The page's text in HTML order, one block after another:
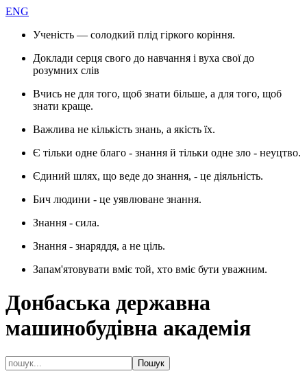
ENG
Ученість — солодкий плід гіркого коріння.
Доклади серця свого до навчання і вуха свої до
розумних слів
Вчись не для того, щоб знати більше, а для того, щоб
знати краще.
Важлива не кількість знань, а якість їх.
Є тільки одне благо - знання й тільки одне зло - неуцтво.
Єдиний шлях, що веде до знання, - це діяльність.
Бич людини - це уявлюване знання.
Знання - сила.
Знання - знаряддя, а не ціль.
Запам'ятовувати вміє той, хто вміє бути уважним.
Донбаська державна
машинобудівна академія